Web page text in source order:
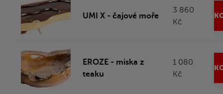
UMI X - čajové moře
3 860
Kč
EROZE - miska z
teaku
1 080
Kč